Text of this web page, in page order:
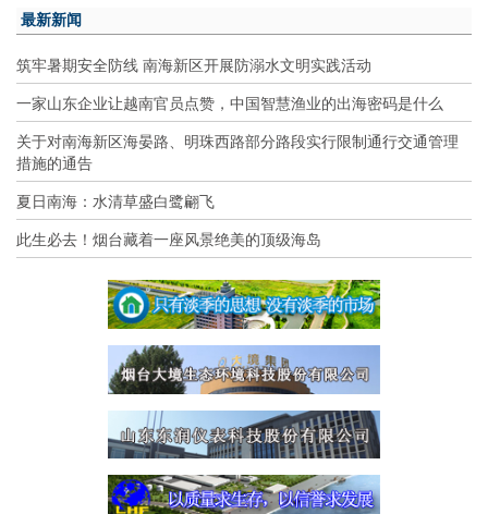
最新新闻
筑牢暑期安全防线 南海新区开展防溺水文明实践活动
一家山东企业让越南官员点赞，中国智慧渔业的出海密码是什么
关于对南海新区海晏路、明珠西路部分路段实行限制通行交通管理
措施的通告
夏日南海：水清草盛白鹭翩飞
此生必去！烟台藏着一座风景绝美的顶级海岛